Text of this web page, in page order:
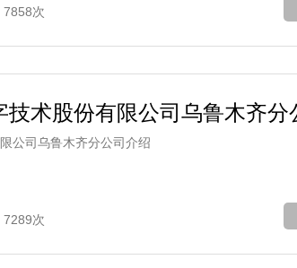
7858次
技术股份有限公司乌鲁木齐分
公司乌鲁木齐分公司介绍
7289次